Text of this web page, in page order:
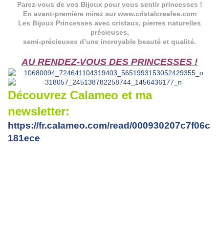
Parez-vous de vos Bijoux pour vous sentir princesses !
En avant-première mirez sur www.cristalcreafee.com
Les Bijoux Princesses avec cristaux, pierres naturelles
précieuses,
semi-précieuses d’une incroyable beauté et qualité.
AU RENDEZ-VOUS DES PRINCESSES !
Découvrez Calameo et ma
newsletter:
https://fr.calameo.com/read/000930207c7f06c
181ece